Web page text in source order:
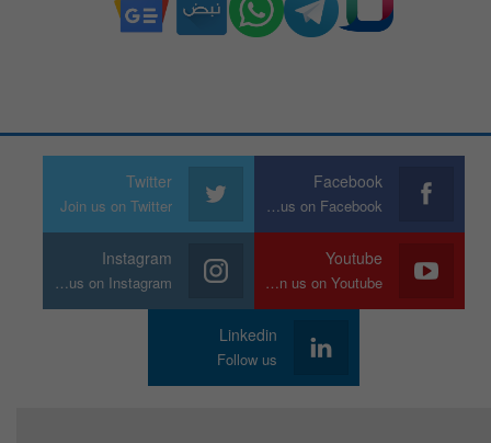
Facebook
Join us on Facebook
Twitter
Join us on Twitter
Youtube
Join us on Youtube
Instagram
Join us on Instagram
Linkedin
Follow us